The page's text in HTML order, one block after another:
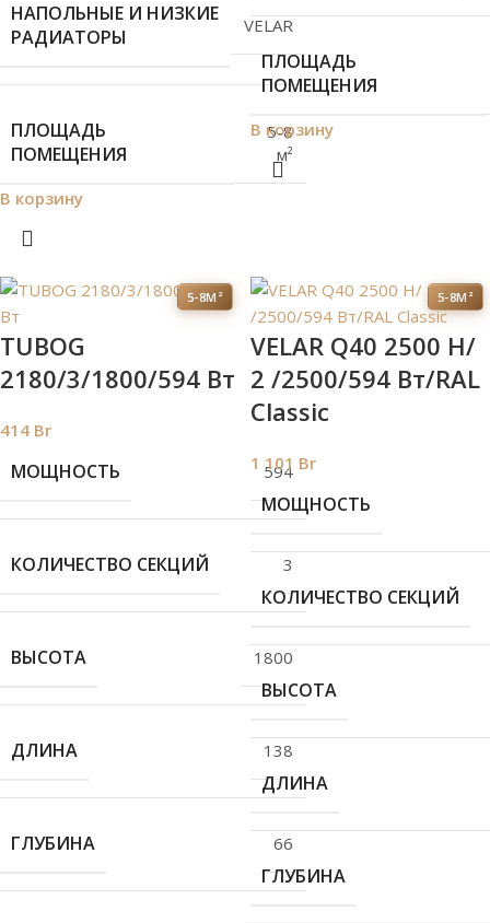
НАПОЛЬНЫЕ И НИЗКИЕ
РАДИАТОРЫ
VELAR
ПЛОЩАДЬ
ПОМЕЩЕНИЯ
5-8
м²
В корзину
ПЛОЩАДЬ
ПОМЕЩЕНИЯ
В корзину
5-8М²
TUBOG
2180/3/1800/594 Вт
414 Br
МОЩНОСТЬ 594
КОЛИЧЕСТВО СЕКЦИЙ 3
ВЫСОТА 1800
ДЛИНА 138
ГЛУБИНА 66
5-8М²
VELAR Q40 2500 H/
2 /2500/594 Вт/RAL
Classic
1 101 Br
МОЩНОСТЬ
КОЛИЧЕСТВО СЕКЦИЙ
ВЫСОТА
ДЛИНА
ГЛУБИНА